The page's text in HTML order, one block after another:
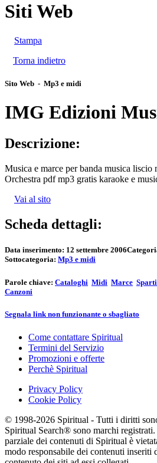
Siti Web
Stampa
Torna indietro
Sito Web - Mp3 e midi
IMG Edizioni
Descrizione:
Musica e marce per banda musica liscio
Orchestra pdf mp3 gratis karaoke e
Vai al sito
Scheda dettagli:
Data inserimento: 12 settembre 2006
Sottocategoria: Mp3 e midi
Parole chiave: Cataloghi Midi Marce
Canzoni
Segnala link non funzionante o sbagliato
Come contattare Spiritual
Termini del Servizio
Promozioni e offerte
Perchè Spiritual
Privacy Policy
Cookie Policy
© 1998-2026 Spiritual - Tutti i diritti
Spiritual Search® sono marchi
parziale dei contenuti di Spiritual è
modo responsabile dei contenuti inseriti